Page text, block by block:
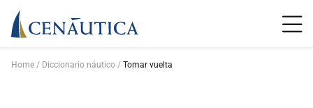
Home Diccionario náutico Tomar vuelta